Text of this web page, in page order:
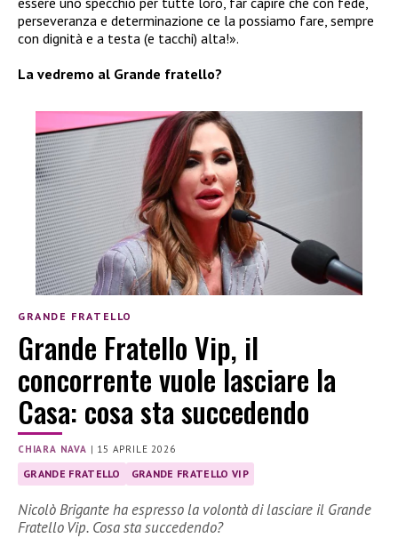
perseveranza e determinazione ce la possiamo fare, sempre
con dignità e a testa (e tacchi) alta!».
La vedremo al Grande fratello?
GRANDE FRATELLO
Grande Fratello Vip, il
concorrente vuole lasciare la
Casa: cosa sta succedendo
CHIARA NAVA | 15 APRILE 2026
GRANDE FRATELLO GRANDE FRATELLO VIP
Nicolò Brigante ha espresso la volontà di lasciare il Grande
Fratello Vip. Cosa sta succedendo?